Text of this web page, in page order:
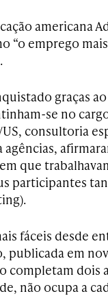
americana
“o emprego
graças
se no
US, consultoria
que
participantes
fáceis desde
publicada em
completam dois
não ocupa a